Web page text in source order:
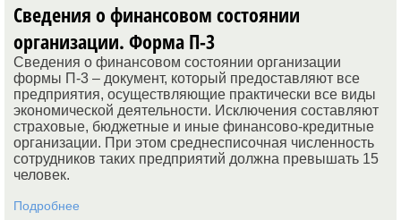
Сведения о финансовом состоянии
организации. Форма П-3
Сведения о финансовом состоянии организации
формы П-3 – документ, который предоставляют все
предприятия, осуществляющие практически все виды
экономической деятельности. Исключения составляют
страховые, бюджетные и иные финансово-кредитные
организации. При этом среднесписочная численность
сотрудников таких предприятий должна превышать 15
человек.
Подробнее